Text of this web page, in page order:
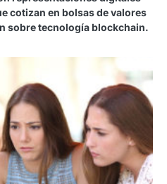
cotizan en bolsas de valores
sobre tecnología blockchain.